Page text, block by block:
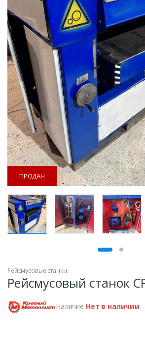
ПРОДАН
ПРОДАН
Рейсмусовые станки
Рейсмусовый станок
Наличие Нет в наличии